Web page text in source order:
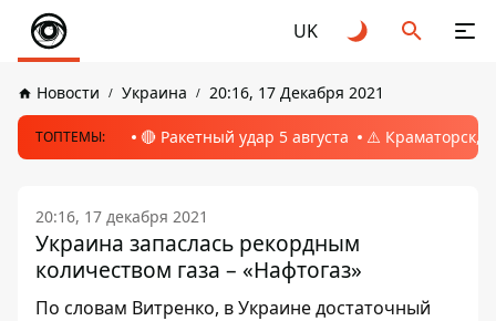
UK
Новости Украина 20:16, 17 Декабря 2021
ТОПТЕМЫ: 🔴 Ракетный удар 5 августа ⚠️ Краматорск,
20:16, 17 декабря 2021
Украина запаслась рекордным
количеством газа – «Нафтогаз»
По словам Витренко, в Украине достаточный